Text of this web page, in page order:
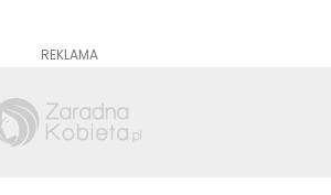
REKLAMA